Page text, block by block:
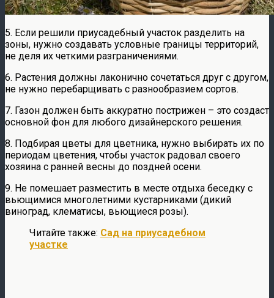
5. Если решили приусадебный участок разделить на
зоны, нужно создавать условные границы территорий,
не деля их четкими разграничениями.
6. Растения должны лаконично сочетаться друг с другом,
не нужно перебарщивать с разнообразием сортов.
7. Газон должен быть аккуратно пострижен – это создаст
основной фон для любого дизайнерского решения.
8. Подбирая цветы для цветника, нужно выбирать их по
периодам цветения, чтобы участок радовал своего
хозяина с ранней весны до поздней осени.
9. Не помешает разместить в месте отдыха беседку с
вьющимися многолетними кустарниками (дикий
виноград, клематисы, вьющиеся розы).
Читайте также: Сад на приусадебном
участке